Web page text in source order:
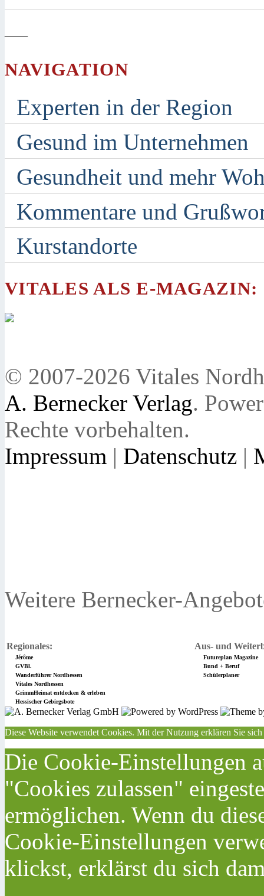
—
NAVIGATION
Experten in der Region
Gesund im Unternehmen
Gesundheit und mehr
Kommentare und
Kurstandorte
VITALES ALS E-MAGAZIN:
© 2007-2026 Vitales
A. Bernecker Verlag.
Rechte vorbehalten.
Impressum | Datenschutz |
Weitere Bernecker-
Regionales: Aus- und
Jérôme
Futureplan Magazine
GVBl.
Bund + Beruf
Wanderführer Nordhessen
Schülerplaner
Vitales Nordhessen
GrimmHeimat entdecken & erleben
Hessischer Gebirgsbote
Diese Website verwendet Cookies. Mit der Nutzung erklären Sie
Die Cookie-Einstellungen
"Cookies zulassen"
ermöglichen. Wenn du
Cookie-Einstellungen
klickst, erklärst du sich